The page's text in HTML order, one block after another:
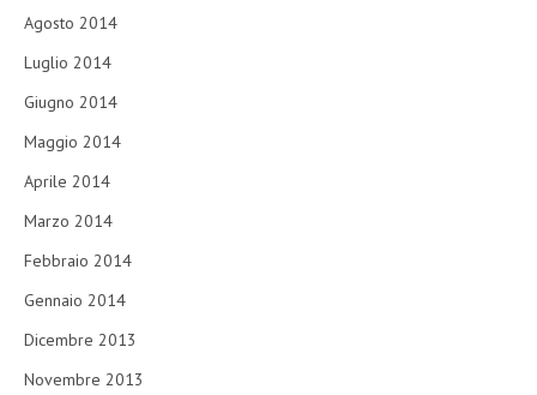
Agosto 2014
Luglio 2014
Giugno 2014
Maggio 2014
Aprile 2014
Marzo 2014
Febbraio 2014
Gennaio 2014
Dicembre 2013
Novembre 2013